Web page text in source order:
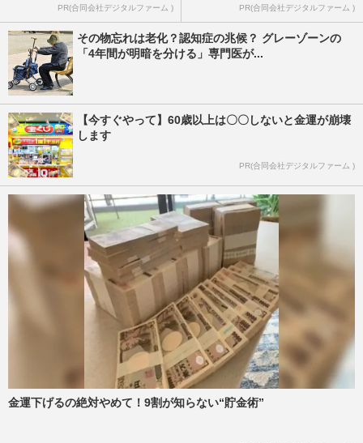
PR(合同会社デジタルファーム ) PR(合同会社デジタルファーム )
その物忘れは老化？認知症の兆候？ グレーゾーンの
「4年間が明暗を分ける」専門医が...
【今すぐやって】60歳以上は〇〇しないと金運が崩壊
します
PR(合同会社デジタルファーム )
金運下げるの絶対やめて！9割が知らない“貯金術”